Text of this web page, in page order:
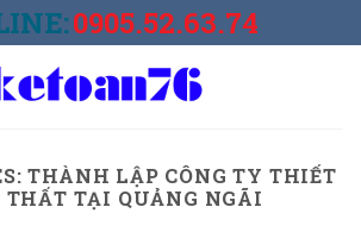
0905.52.63.74
THÀNH LẬP CÔNG TY THIẾT
THẤT TẠI QUẢNG NGÃI